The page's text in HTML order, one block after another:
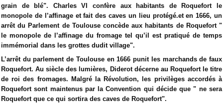
grain de blé". Charles VI confère aux habitants de Roquefort le
monopole de l’affinage et fait des caves un lieu protégé.et en 1666, un
arrêt du Parlement de Toulouse concède aux habitants de Roquefort "
le monopole de l’affinage du fromage tel qu’il est pratiqué de temps
immémorial dans les grottes dudit village".
L’arrêt du parlement de Toulouse en 1666 punit les marchands de faux
Roquefort. Au siècle des lumières, Diderot décerne au Roquefort le titre
de roi des fromages. Malgré la Révolution, les privilèges accordés à
Roquefort sont maintenus par la Convention qui décide que " ne sera
Roquefort que ce qui sortira des caves de Roquefort".